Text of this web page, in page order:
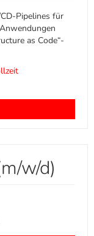
Pipelines für
as Code“-
w/d)